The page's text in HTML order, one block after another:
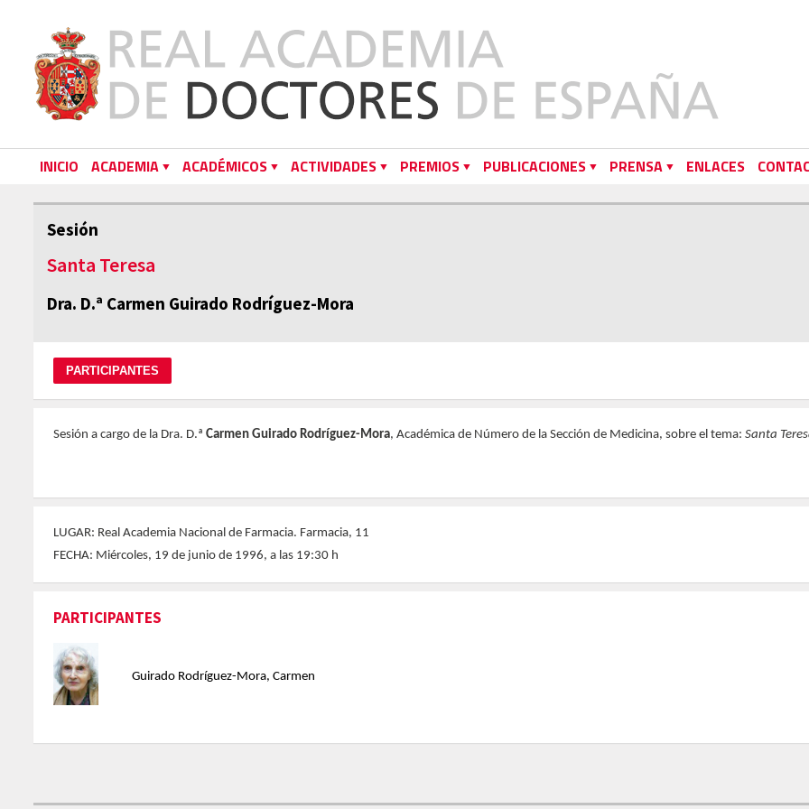
INICIO ACADEMIA ACADÉMICOS ACTIVIDADES PREMIOS PUBLICACIONES PRENSA ENLACES
Sesión
Santa Teresa
Dra. D.ª Carmen Guirado Rodríguez-Mora
Sesión a cargo de la Dra. D.ª Carmen Guirado Rodríguez-Mora, Académica de Número de la Sección de Medicina, sobre el tema: Santa
LUGAR: Real Academia Nacional de Farmacia. Farmacia, 11
FECHA: Miércoles, 19 de junio de 1996, a las 19:30 h
PARTICIPANTES
Guirado Rodríguez-Mora, Carmen